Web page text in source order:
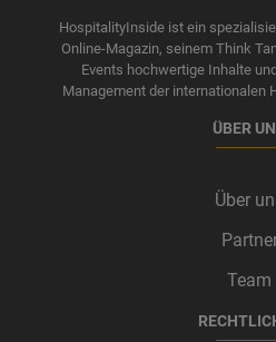
HospitalityInside ist ein
Online-Magazin, seinem Think
Events hochwertige Inhalte
Management der internationalen
ÜBER
Über
Team